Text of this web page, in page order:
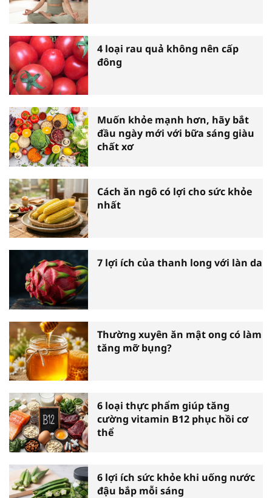
4 loại rau quả không nên cấp
đông
Muốn khỏe mạnh hơn, hãy bắt
đầu ngày mới với bữa sáng giàu
chất xơ
Cách ăn ngô có lợi cho sức khỏe
nhất
7 lợi ích của thanh long với làn da
Thường xuyên ăn mật ong có làm
tăng mỡ bụng?
6 loại thực phẩm giúp tăng
cường vitamin B12 phục hồi cơ
thể
6 lợi ích sức khỏe khi uống nước
đậu bắp mỗi sáng